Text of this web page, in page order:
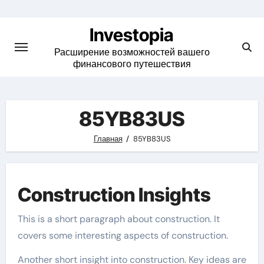
content
Investopia
Расширение возможностей вашего
финансового путешествия
85YB83US
Главная 85YB83US
Construction Insights
This is a short paragraph about construction. It
covers some interesting aspects of construction.
Another short insight into construction. Key ideas are